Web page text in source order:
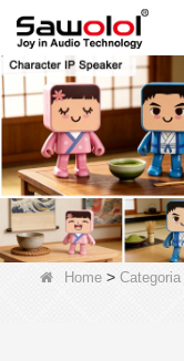
Home > Categoria